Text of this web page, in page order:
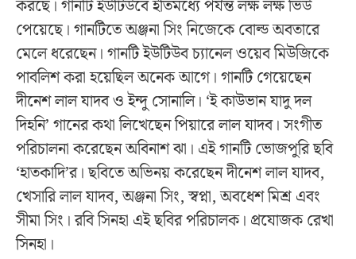
করছে। গানটি ইউটিউবে ইতিমধ্যে পর্যন্ত লক্ষ লক্ষ ভিউ
পেয়েছে। গানটিতে অঞ্জনা সিং নিজেকে বোল্ড অবতারে
মেলে ধরেছেন। গানটি ইউটিউব চ্যানেল ওয়েব মিউজিকে
পাবলিশ করা হয়েছিল অনেক আগে। গানটি গেয়েছেন
দীনেশ লাল যাদব ও ইন্দু সোনালি। ‘ই কাউভান যাদু দল
দিহনি’ গানের কথা লিখেছেন পিয়ারে লাল যাদব। সংগীত
পরিচালনা করেছেন অবিনাশ ঝা। এই গানটি ভোজপুরি ছবি
‘হাতকাদি’র। ছবিতে অভিনয় করেছেন দীনেশ লাল যাদব,
খেসারি লাল যাদব, অঞ্জনা সিং, স্বপ্না, অবধেশ মিশ্র এবং
সীমা সিং। রবি সিনহা এই ছবির পরিচালক। প্রযোজক রেখা
সিনহা।